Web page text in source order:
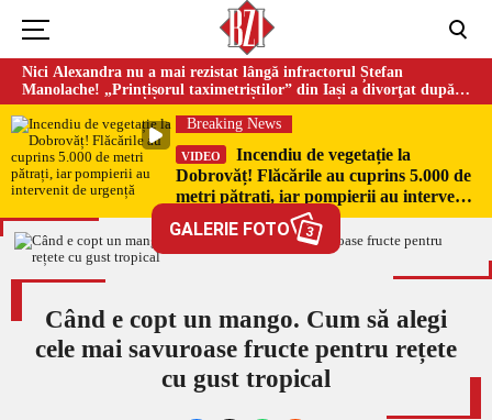
Nici Alexandra nu a mai rezistat lângă infractorul Ștefan
Manolache! „Prințișorul taximetriștilor” din Iași a divorţat după
doi ani de căsnicie
Breaking News
VIDEO
Incendiu de vegetație la
Dobrovăț! Flăcările au cuprins 5.000 de
metri pătrați, iar pompierii au intervenit
GALERIE FOTO 3
Când e copt un mango. Cum să alegi
cele mai savuroase fructe pentru rețete
cu gust tropical